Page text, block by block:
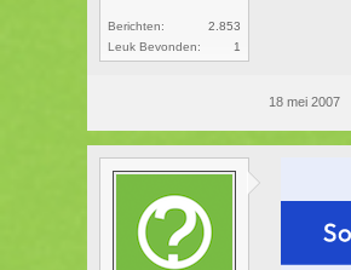
Berichten:
2.853
Leuk Bevonden:
1
18 mei 2007